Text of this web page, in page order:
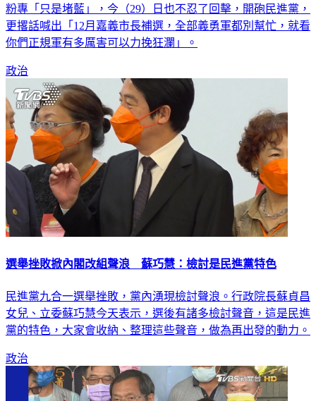
粉專「只是堵藍」，今（29）日也不忍了回擊，開砲民進黨，
更撂話喊出「12月嘉義市長補選，全部義勇軍都別幫忙，就看
你們正規軍有多厲害可以力挽狂瀾」。
政治
選舉挫敗掀內閣改組聲浪 蘇巧慧：檢討是民進黨特色
民進黨九合一選舉挫敗，黨內湧現檢討聲浪。行政院長蘇貞昌
女兒、立委蘇巧慧今天表示，選後有諸多檢討聲音，這是民進
黨的特色，大家會收納、整理這些聲音，做為再出發的動力。
政治